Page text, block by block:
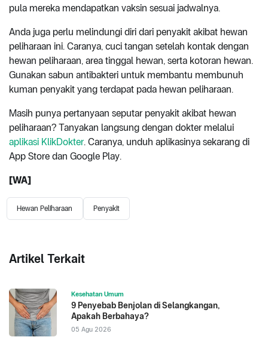
pula mereka mendapatkan vaksin sesuai jadwalnya.
Anda juga perlu melindungi diri dari penyakit akibat hewan
peliharaan ini. Caranya, cuci tangan setelah kontak dengan
hewan peliharaan, area tinggal hewan, serta kotoran hewan.
Gunakan sabun antibakteri untuk membantu membunuh
kuman penyakit yang terdapat pada hewan peliharaan.
Masih punya pertanyaan seputar penyakit akibat hewan
peliharaan? Tanyakan langsung dengan dokter melalui
aplikasi KlikDokter. Caranya, unduh aplikasinya sekarang di
App Store dan Google Play.
[WA]
Hewan Peliharaan Penyakit
Artikel Terkait
Kesehatan Umum
9 Penyebab Benjolan di Selangkangan,
Apakah Berbahaya?
05 Agu 2026